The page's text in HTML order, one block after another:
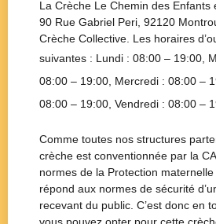
La Crèche Le Chemin des Enfants
90 Rue Gabriel Peri, 92120
Crèche Collective . Les horaires
suivantes : Lundi : 08:00 – 19:00 ,
08:00 – 19:00 , Mercredi : 08:00 –
08:00 – 19:00 , Vendredi : 08:00 –
Comme toutes nos structures
crèche est conventionnée par la
normes de la Protection
répond aux normes de sécurité
recevant du public. C’est donc en